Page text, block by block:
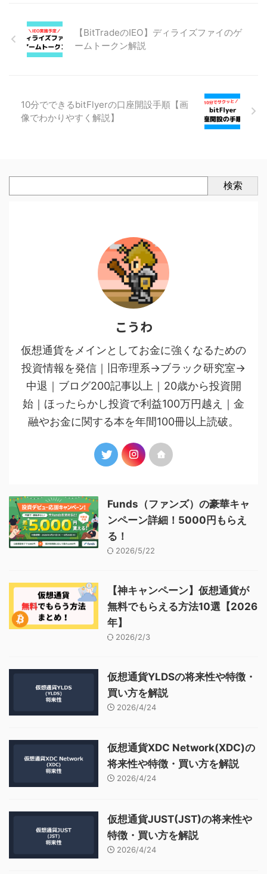
【BitTradeのIEO】ディライズファイのゲ
ームトークン解説
10分でできるbitFlyerの口座開設手順【画
像でわかりやすく解説】
検索
こうわ
仮想通貨をメインとしてお金に強くなるための
投資情報を発信｜旧帝理系→ブラック研究室→
中退｜ブログ200記事以上｜20歳から投資開
始｜ほったらかし投資で利益100万円越え｜金
融やお金に関する本を年間100冊以上読破。
Funds（ファンズ）の豪華キャ
ンペーン詳細！5000円もらえ
る！
2026/5/22
【神キャンペーン】仮想通貨が
無料でもらえる方法10選【2026
年】
2026/2/3
仮想通貨YLDSの将来性や特徴・
買い方を解説
2026/4/24
仮想通貨XDC Network(XDC)の
将来性や特徴・買い方を解説
2026/4/24
仮想通貨JUST(JST)の将来性や
特徴・買い方を解説
2026/4/24